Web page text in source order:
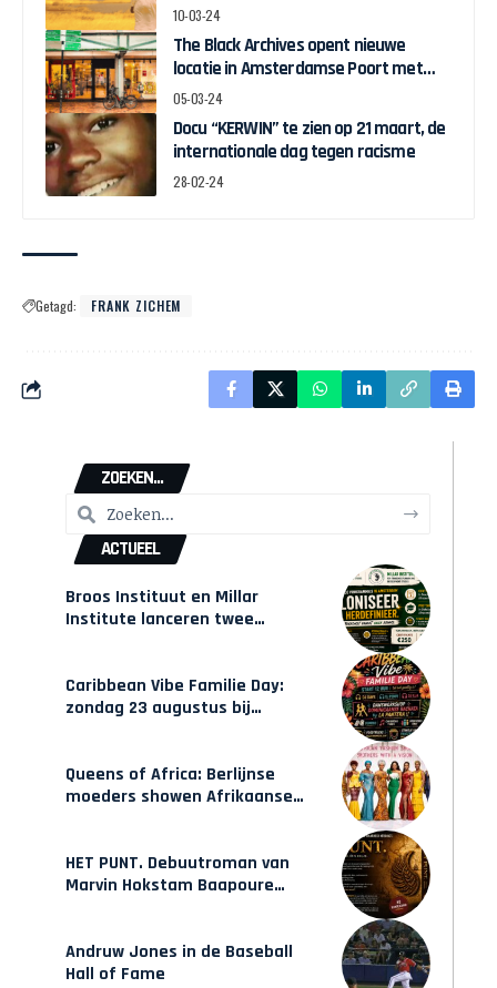
10-03-24
The Black Archives opent nieuwe
locatie in Amsterdamse Poort met
pop-up expo over Ghanese
05-03-24
Docu “KERWIN” te zien op 21 maart, de
internationale dag tegen racisme
28-02-24
Getagd: FRANK ZICHEM
ZOEKEN...
ACTUEEL
Broos Instituut en Millar
Institute lanceren twee
Caribbean Vibe Familie Day:
zondag 23 augustus bij
Queens of Africa: Berlijnse
moeders showen Afrikaanse
HET PUNT. Debuutroman van
Marvin Hokstam Baapoure
Andruw Jones in de Baseball
Hall of Fame